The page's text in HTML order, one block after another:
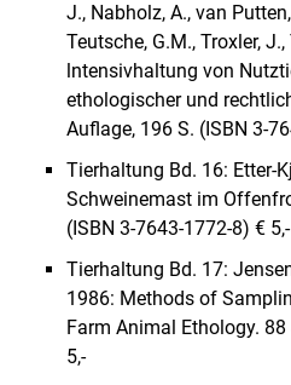
J., Nabholz, A., van
Teutsche, G.M., Troxler,
lntensivhaltung von
ethologischer und
Auflage, 196 S. (ISBN 3-
Tierhaltung Bd. 16: Etter-
Schweinemast im
(ISBN 3-7643-1772-8) € 5,-
Tierhaltung Bd. 17:
1986: Methods of
Farm Animal Ethology.
5,-